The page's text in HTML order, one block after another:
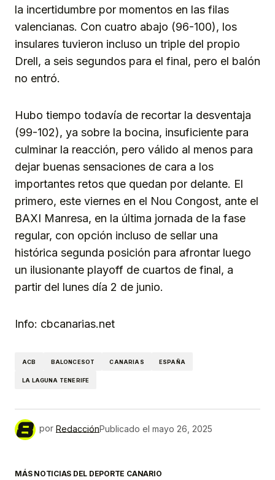
la incertidumbre por momentos en las filas
valencianas. Con cuatro abajo (96-100), los
insulares tuvieron incluso un triple del propio
Drell, a seis segundos para el final, pero el balón
no entró.
Hubo tiempo todavía de recortar la desventaja
(99-102), ya sobre la bocina, insuficiente para
culminar la reacción, pero válido al menos para
dejar buenas sensaciones de cara a los
importantes retos que quedan por delante. El
primero, este viernes en el Nou Congost, ante el
BAXI Manresa, en la última jornada de la fase
regular, con opción incluso de sellar una
histórica segunda posición para afrontar luego
un ilusionante playoff de cuartos de final, a
partir del lunes día 2 de junio.
Info: cbcanarias.net
ACB BALONCESOT CANARIAS ESPAÑA
LA LAGUNA TENERIFE
por RedacciónPublicado el mayo 26, 2025
MÁS NOTICIAS DEL DEPORTE CANARIO